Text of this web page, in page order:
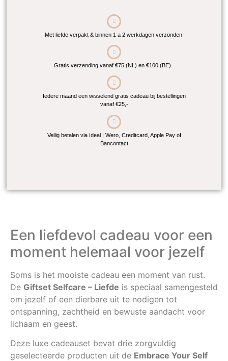
Met liefde verpakt & binnen 1 a 2 werkdagen verzonden.
Gratis verzending vanaf €75 (NL) en €100 (BE).
Iedere maand een wisselend gratis cadeau bij bestellingen
vanaf €25,-
Veilig betalen via Ideal | Wero, Creditcard, Apple Pay of
Bancontact
Een liefdevol cadeau voor een
moment helemaal voor jezelf
Soms is het mooiste cadeau een moment van rust.
De Giftset Selfcare – Liefde is speciaal samengesteld
om jezelf of een dierbare uit te nodigen tot
ontspanning, zachtheid en bewuste aandacht voor
lichaam en geest.
Deze luxe cadeauset bevat drie zorgvuldig
geselecteerde producten uit de Embrace Your Self